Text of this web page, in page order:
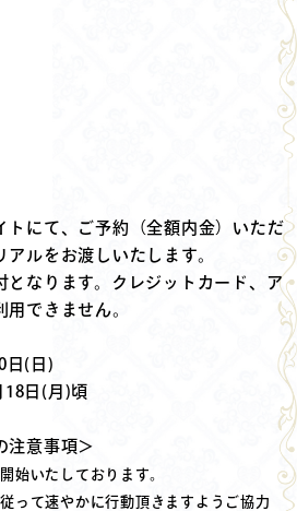
トにて、ご予約（全額内金）いただ
ルをお渡しいたします。
なります。クレジットカード、ア
できません。
日(日)
18日(月)頃
注意事項＞
始いたしております。
って速やかに行動頂きますようご協力